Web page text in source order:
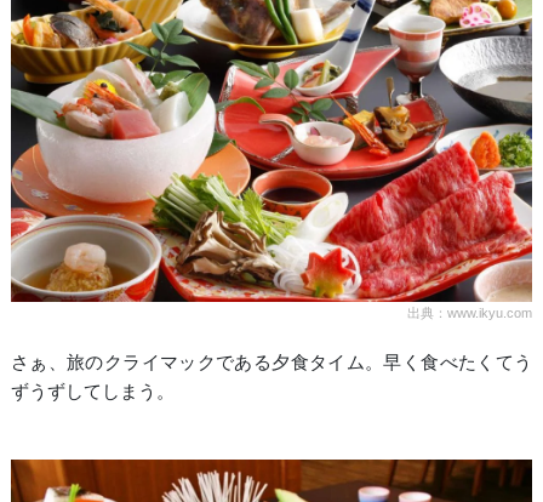
出典：www.ikyu.com
さぁ、旅のクライマックである夕食タイム。早く食べたくてう
ずうずしてしまう。